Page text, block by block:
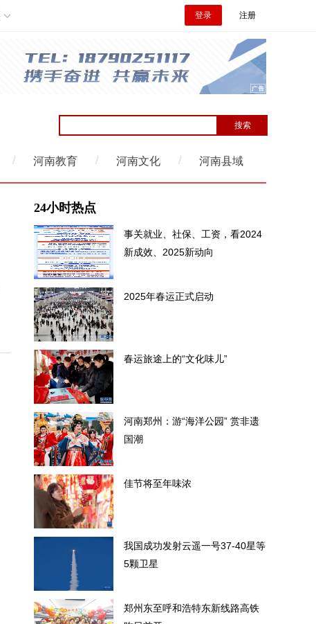
登录 注册
/ 河南教育 / 河南文化 / 河南县域
24小时热点
事关就业、社保、工资，看2024
新成效、2025新动向
2025年春运正式启动
春运旅途上的“文化味儿”
河南郑州：游“海洋公园” 赏非遗
国潮
佳节将至年味浓
我国成功发射云遥一号37-40星等
5颗卫星
郑州东至呼和浩特东新线路高铁